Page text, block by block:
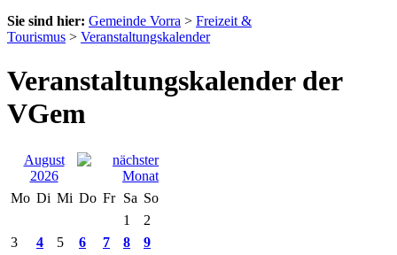
Sie sind hier: Gemeinde Vorra > Freizeit &
Tourismus > Veranstaltungskalender
Veranstaltungskalender der
VGem
August
2026
Mo Di Mi Do Fr Sa So
1
2
3
4 5 6 7 8
9